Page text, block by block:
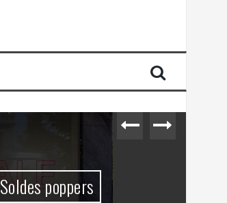
Soldes poppers